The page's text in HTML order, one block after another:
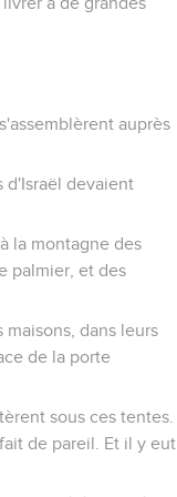
auprès
d'Israël devaient
la montagne des
palmier, et des
dans leurs
de la porte
sous ces tentes.
de pareil. Et il y eut